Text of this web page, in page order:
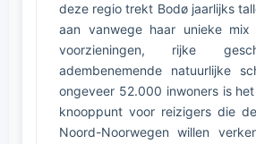
deze regio trekt Bodø jaarlijks
aan vanwege haar unieke mix
voorzieningen, rijke
adembenemende natuurlijke
ongeveer 52.000 inwoners is
knooppunt voor reizigers die
Noord-Noorwegen willen